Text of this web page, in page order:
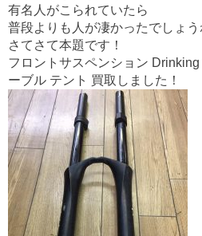
有名人がこられていたら
普段よりも人が凄かったでしょう
さてさて本題です！
フロントサスペンション
ーブル テント 買取しました！